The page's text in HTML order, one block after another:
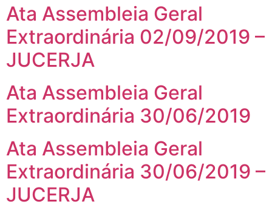
Ata Assembleia Geral
Extraordinária 02/09/2019 –
JUCERJA
Ata Assembleia Geral
Extraordinária 30/06/2019
Ata Assembleia Geral
Extraordinária 30/06/2019 –
JUCERJA